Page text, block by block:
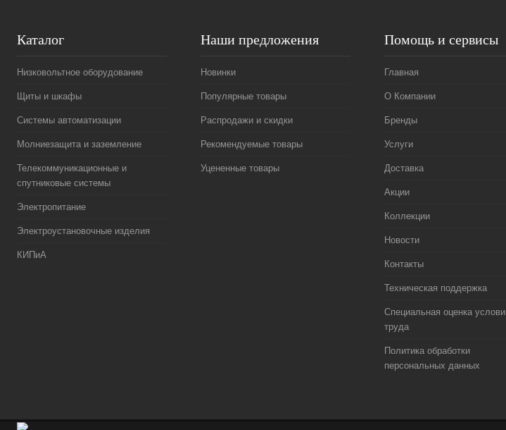
Каталог
Низковольтное оборудование
Щиты и шкафы
Системы автоматизации
Молниезащита и заземление
Телекоммуникационные и
спутниковые системы
Электропитание
Электроустановочные изделия
КИПиА
Наши предложения
Новинки
Популярные товары
Распродажи и скидки
Рекомендуемые товары
Уцененные товары
Помощь и сервисы
Главная
О Компании
Бренды
Услуги
Доставка
Акции
Коллекции
Новости
Контакты
Техническая поддержка
Специальная оценка
труда
Политика обработки
персональных данных